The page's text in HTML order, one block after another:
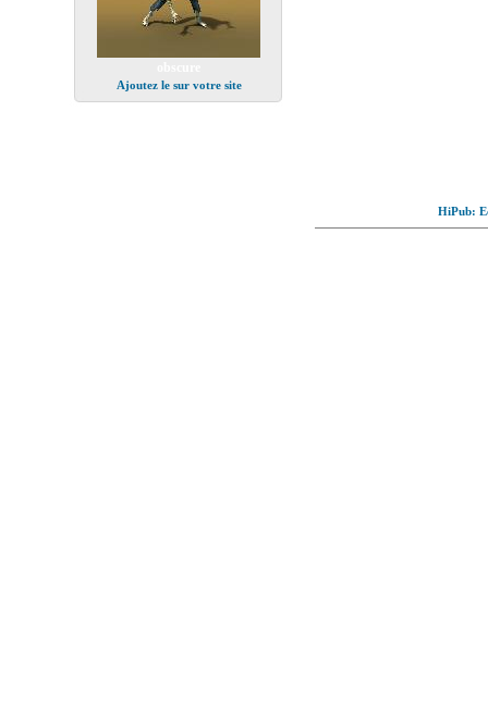
Ajoutez le sur votre site
HiPub: